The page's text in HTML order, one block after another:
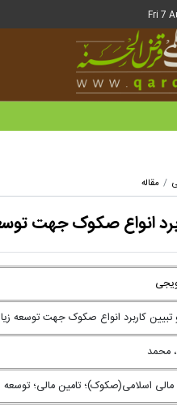
Fri 7
مقاله
انواع صکوک جهت
تبیین کاربرد انواع صکوک جهت توسعه
محمد
مالی اسلامی(صکوک)؛ تامین مالی؛